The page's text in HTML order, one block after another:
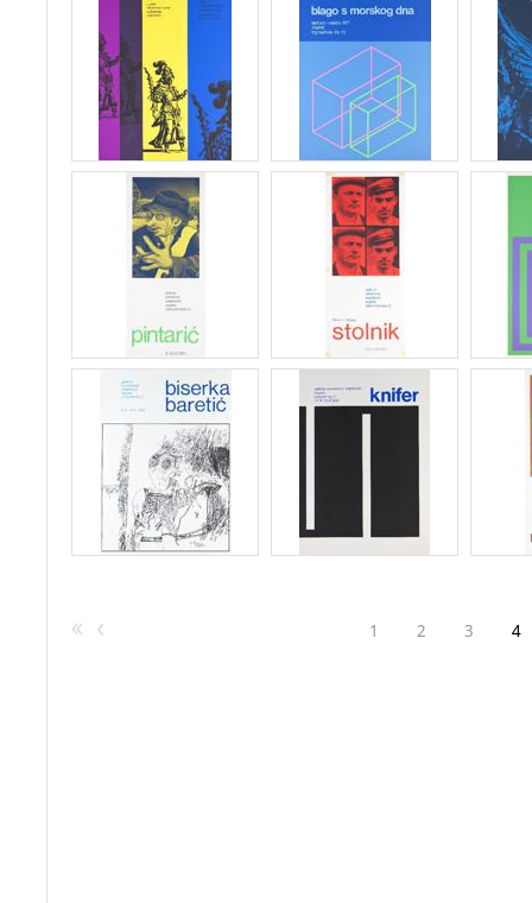
1 2 3 4